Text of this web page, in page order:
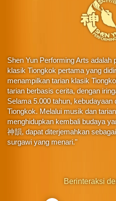
Shen Yun Performing Arts adalah
klasik Tiongkok pertama yang
menampilkan tarian klasik
tarian berbasis cerita, dengan
Selama 5.000 tahun,
Tiongkok. Melalui musik dan
menghidupkan kembali budaya
神韻, dapat diterjemahkan
surgawi yang menari."
Berinteraksi